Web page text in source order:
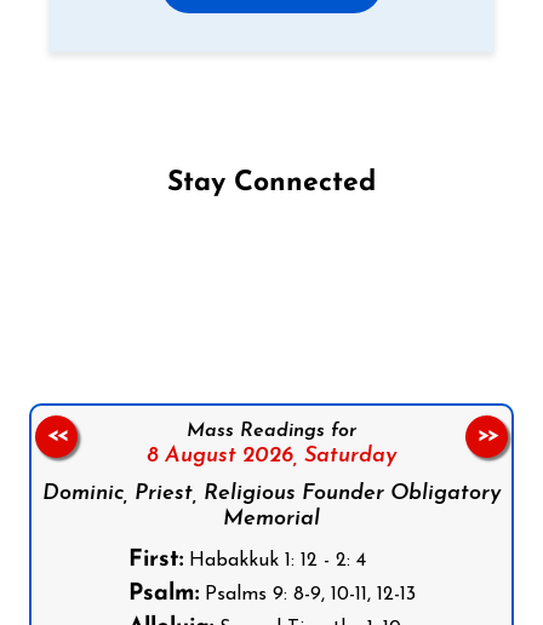
Stay Connected
Mass Readings for
8 August 2026, Saturday
Dominic, Priest, Religious Founder Obligatory
Memorial
First:Habakkuk 1: 12 - 2: 4
Psalm:Psalms 9: 8-9, 10-11, 12-13
<< >>